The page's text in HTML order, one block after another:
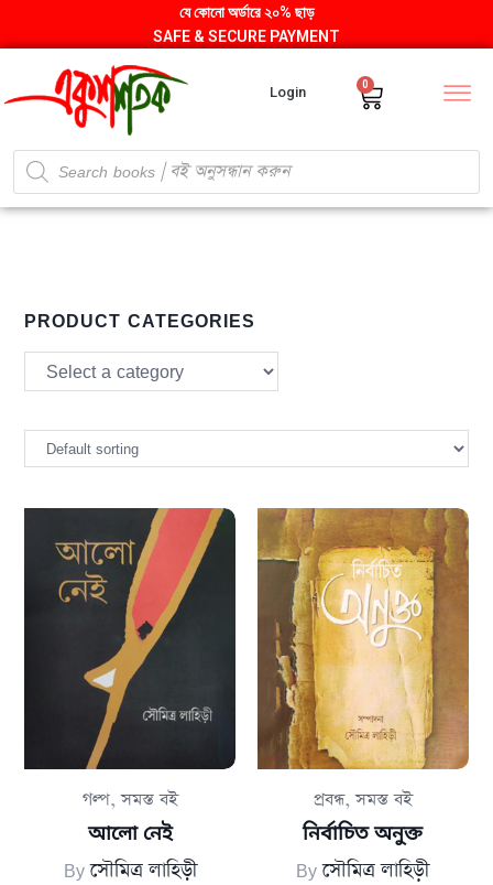
যে কোনো অর্ডারে ২০% ছাড়
SAFE & SECURE PAYMENT
Login 0
গল্প,সমস্ত বই
আলো নেই
Byসৌমিত্র লাহিড়ী
প্রবন্ধ,সমস্ত বই
নির্বাচিত অনুক্ত
Byসৌমিত্র লাহিড়ী
PRODUCT CATEGORIES